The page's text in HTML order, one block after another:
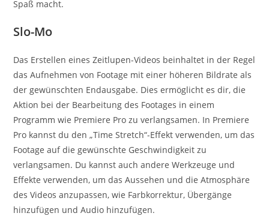
Spaß macht.
Slo-Mo
Das Erstellen eines Zeitlupen-Videos beinhaltet in der Regel
das Aufnehmen von Footage mit einer höheren Bildrate als
der gewünschten Endausgabe. Dies ermöglicht es dir, die
Aktion bei der Bearbeitung des Footages in einem
Programm wie Premiere Pro zu verlangsamen. In Premiere
Pro kannst du den „Time Stretch“-Effekt verwenden, um das
Footage auf die gewünschte Geschwindigkeit zu
verlangsamen. Du kannst auch andere Werkzeuge und
Effekte verwenden, um das Aussehen und die Atmosphäre
des Videos anzupassen, wie Farbkorrektur, Übergänge
hinzufügen und Audio hinzufügen.